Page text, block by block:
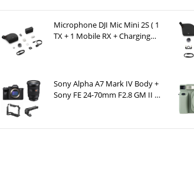
Microphone DJI Mic Mini 2S ( 1
TX + 1 Mobile RX + Charging
Sony Alpha A7 Mark IV Body +
Sony FE 24-70mm F2.8 GM II +
3765